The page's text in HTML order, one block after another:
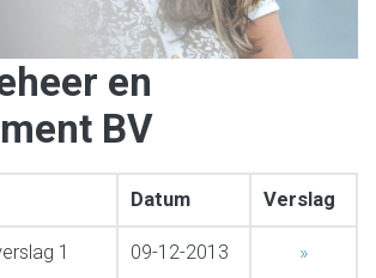
en
BV
Datum Verslag
1 09-12-2013 »